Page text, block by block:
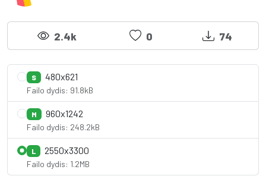
2.4k 0 74
S 480x621
Failo dydis: 91.8kB
M 960x1242
Failo dydis: 248.2kB
L 2550x3300
Failo dydis: 1.2MB